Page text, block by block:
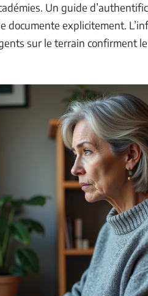
Un guide
documente explicitement.
sur le terrain confirment